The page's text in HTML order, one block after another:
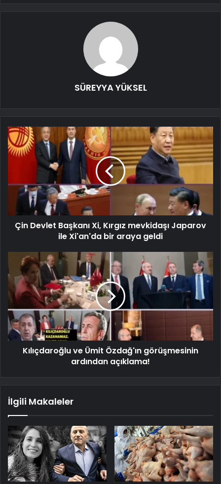
SÜREYYA YÜKSEL
Çin Devlet Başkanı Xi, Kırgız mevkidaşı Japarov
ile Xi'an'da bir araya geldi
Kılıçdaroğlu ve Ümit Özdağ'ın görüşmesinin
ardından açıklama!
İlgili Makaleler